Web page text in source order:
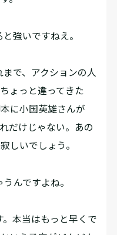
強いですねえ。
で、アクションの人
ょっと違ってきた
に小国英雄さんが
だけじゃない。あの
しいでしょう。
んですよね。
。本当はもっと早くで